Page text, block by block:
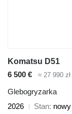
Komatsu D51
6 500 €
≈ 27 990 zł
Glebogryzarka
2026
Stan nowy